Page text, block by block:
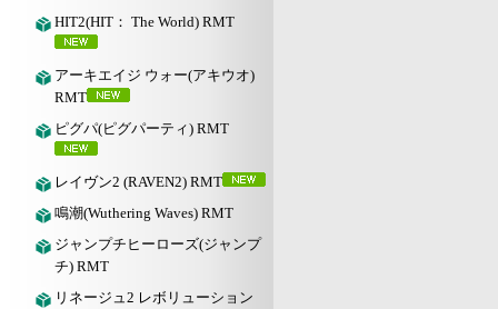
HIT2(HIT： The World) RMT
アーキエイジ ウォー(アキウオ)
RMT
ピグパ(ピグパーティ) RMT
レイヴン2 (RAVEN2) RMT
鳴潮(Wuthering Waves) RMT
ジャンプチヒーローズ(ジャンプ
チ) RMT
リネージュ2 レボリューション